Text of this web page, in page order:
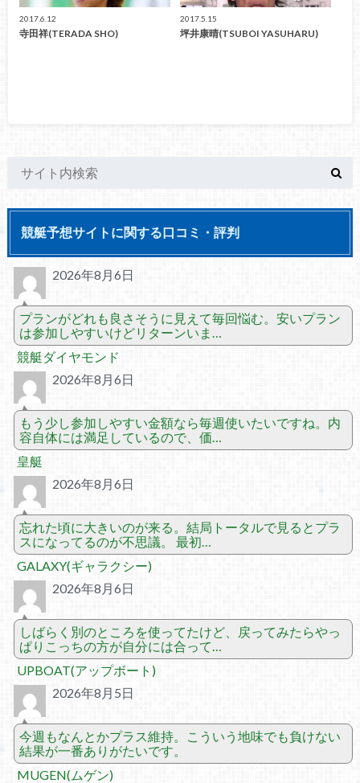
2017.6.12
寺田祥(TERADA SHO)
2017.5.15
坪井康晴(TSUBOI YASUHARU)
競艇予想サイトに関する口コミ・評判
2026年8月6日
プランがどれも良さそうに見えて毎回悩む。安いプラン
は参加しやすいけどリターンいま…
競艇ダイヤモンド
2026年8月6日
もう少し参加しやすい金額なら毎週使いたいですね。内
容自体には満足しているので、価…
皇艇
2026年8月6日
忘れた頃に大きいのが来る。結局トータルで見るとプラ
スになってるのが不思議。 最初…
GALAXY(ギャラクシー)
2026年8月6日
しばらく別のところを使ってたけど、戻ってみたらやっ
ぱりこっちの方が自分には合って…
UPBOAT(アップボート)
2026年8月5日
今週もなんとかプラス維持。こういう地味でも負けない
結果が一番ありがたいです。
MUGEN(ムゲン)